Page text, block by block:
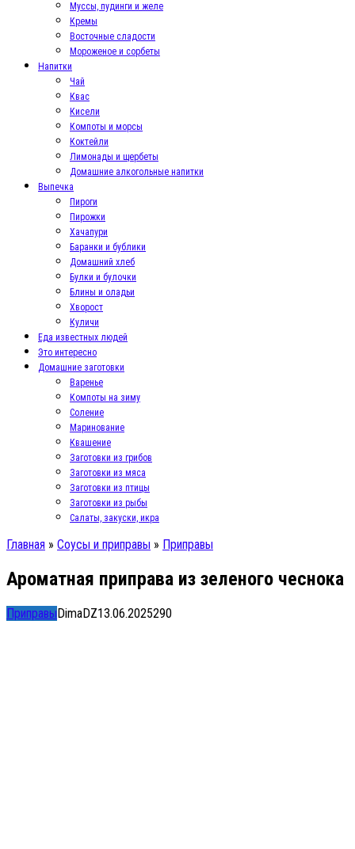
Муссы, пудинги и желе
Кремы
Восточные сладости
Мороженое и сорбеты
Напитки
Чай
Квас
Кисели
Компоты и морсы
Коктейли
Лимонады и щербеты
Домашние алкогольные напитки
Выпечка
Пироги
Пирожки
Хачапури
Баранки и бублики
Домашний хлеб
Булки и булочки
Блины и оладьи
Хворост
Куличи
Еда известных людей
Это интересно
Домашние заготовки
Варенье
Компоты на зиму
Соление
Маринование
Квашение
Заготовки из грибов
Заготовки из мяса
Заготовки из птицы
Заготовки из рыбы
Салаты, закуски, икра
Главная » Соусы и приправы » Приправы
Ароматная приправа из зеленого чеснока
ПриправыDimaDZ13.06.2025290